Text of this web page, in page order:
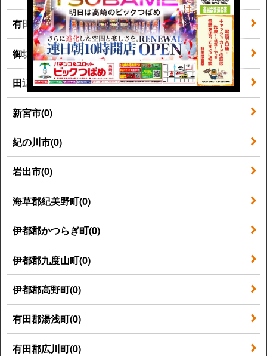
有田市(0)
御坊市(0)
田辺市(0)
新宮市(0)
紀の川市(0)
岩出市(0)
海草郡紀美野町(0)
伊都郡かつらぎ町(0)
伊都郡九度山町(0)
伊都郡高野町(0)
有田郡湯浅町(0)
有田郡広川町(0)